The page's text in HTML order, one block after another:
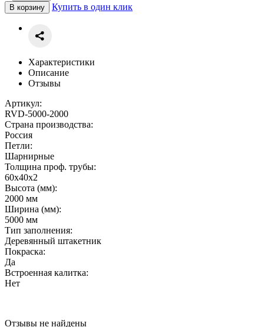
В корзину Купить в один клик
Характеристики
Описание
Отзывы
Артикул:
RVD-5000-2000
Страна производства:
Россия
Петли:
Шарнирные
Толщина проф. трубы:
60х40х2
Высота (мм):
2000 мм
Ширина (мм):
5000 мм
Тип заполнения:
Деревянный штакетник
Покраска:
Да
Встроенная калитка:
Нет
Отзывы не найдены